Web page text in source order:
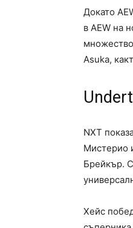
Докато
в AEW на
Asuka,
NXT
Мистерио
Брейкър.
Хейс